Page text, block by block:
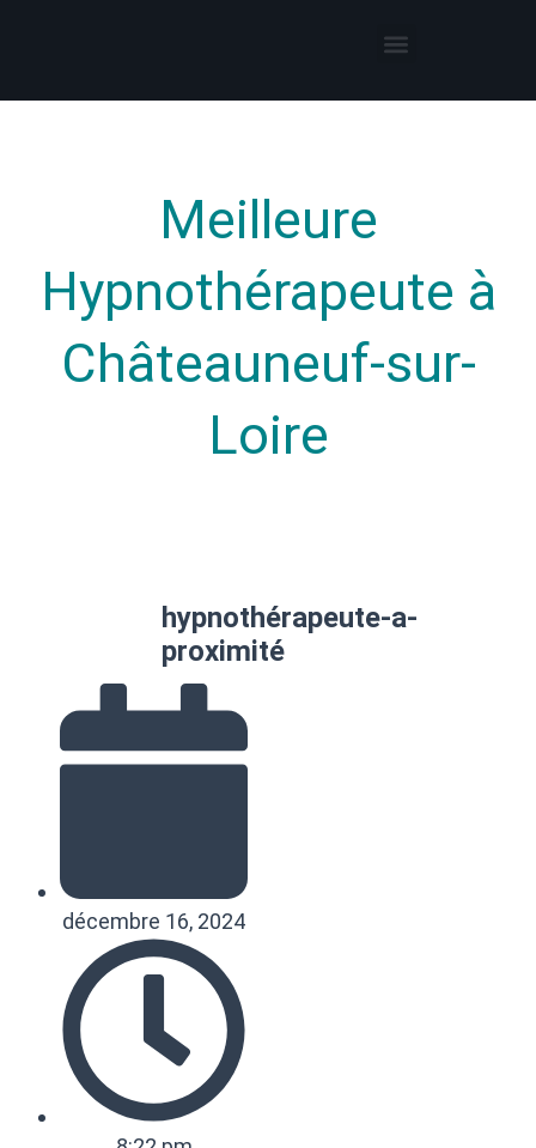
Meilleure
Hypnothérapeute à
Châteauneuf-sur-
Loire
hypnothérapeute-a-
proximité
décembre 16, 2024